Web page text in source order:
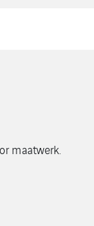
maatwerk.